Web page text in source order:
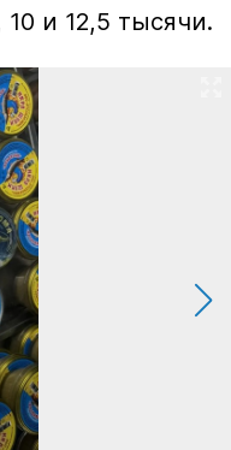
и 12,5 тысячи.